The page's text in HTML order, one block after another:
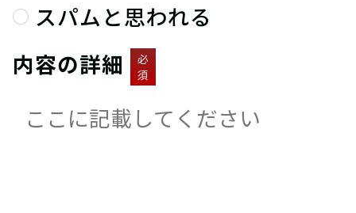
スパムと思われる
内容の詳細
必
須